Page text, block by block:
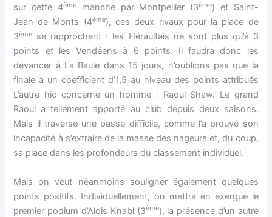
sur cette 4èmemanche par Montpellier (3ème) et Saint-
Jean-de-Monts (4ème), ces deux rivaux pour la place de
3ème se rapprochent : les Héraultais ne sont plus qu’à 3
points et les Vendéens à 6 points. Il faudra donc les
devancer à La Baule dans 15 jours, n’oublions pas que la
finale a un coefficient d’1,5 au niveau des points attribués
L’autre hic concerne un homme : Raoul Shaw. Le grand
Raoul a tellement apporté au club depuis deux saisons.
Mais il traverse une passe difficile, comme l’a prouvé son
incapacité à s’extraire de la masse des nageurs et, du coup,
sa place dans les profondeurs du classement individuel.
Mais on veut néanmoins souligner également quelques
points positifs. Individuellement, on mettra en exergue le
premier podium d’Alois Knabl (3ème), la présence d’un autre